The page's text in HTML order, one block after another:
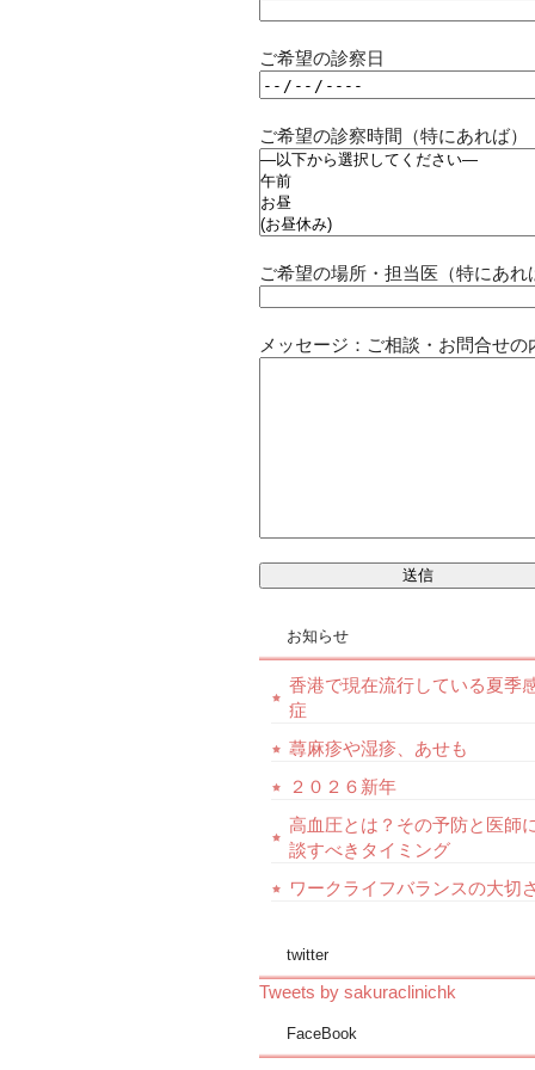
ご希望の診察日
ご希望の診察時間（特にあれば）
ご希望の場所・担当医（特にあれ
メッセージ：ご相談・お問合せの
お知らせ
香港で現在流行している夏季
症
蕁麻疹や湿疹、あせも
２０２６新年
高血圧とは？その予防と医師
談すべきタイミング
ワークライフバランスの大切さ
twitter
Tweets by sakuraclinichk
FaceBook